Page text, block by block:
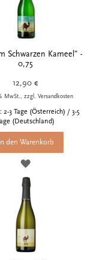
Schwarzen Kameel" -
0,75
12,90 €
MwSt., zzgl. Versandkosten
2-3 Tage (Österreich) / 3-5
(Deutschland)
den Warenkorb
ZUR
WUNSCHLISTE
HINZUFÜGEN